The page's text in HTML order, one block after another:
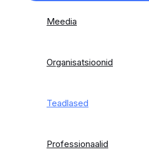
Meedia
Organisatsioonid
Teadlased
Professionaalid